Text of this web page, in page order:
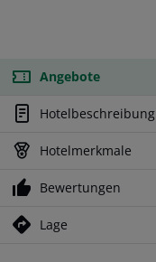
Angebote
Hotelbeschreibung
Hotelmerkmale
Bewertungen
Lage